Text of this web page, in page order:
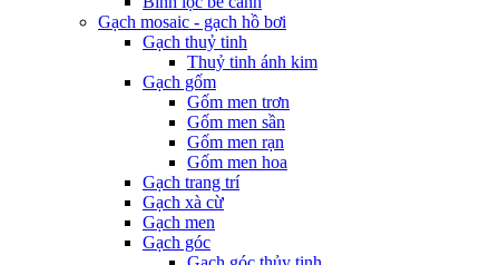
Gạch mosaic - gạch hồ bơi
Gạch thuỷ tinh
Thuỷ tinh ánh kim
Gạch gốm
Gốm men trơn
Gốm men sần
Gốm men rạn
Gốm men hoa
Gạch trang trí
Gạch xà cừ
Gạch men
Gạch góc